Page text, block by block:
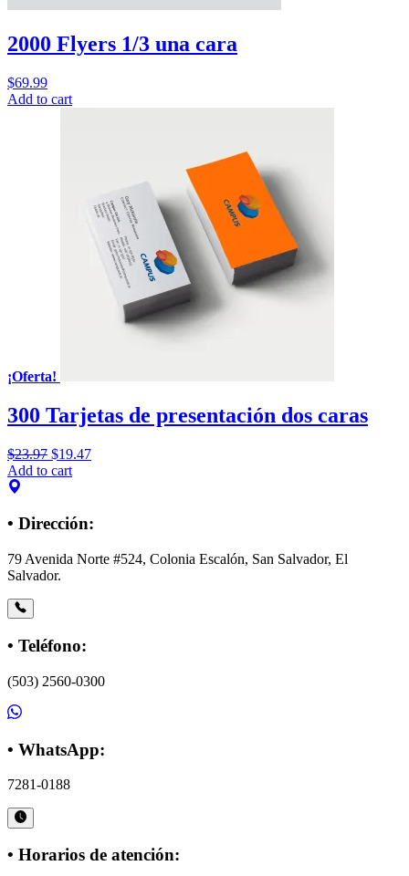
2000 Flyers 1/3 una cara
$69.99
Add to cart
¡Oferta!
300 Tarjetas de presentación dos caras
$23.97 $19.47
Add to cart
• Dirección:
79 Avenida Norte #524, Colonia Escalón, San Salvador, El
Salvador.
• Teléfono:
(503) 2560-0300
• WhatsApp:
7281-0188
• Horarios de atención: